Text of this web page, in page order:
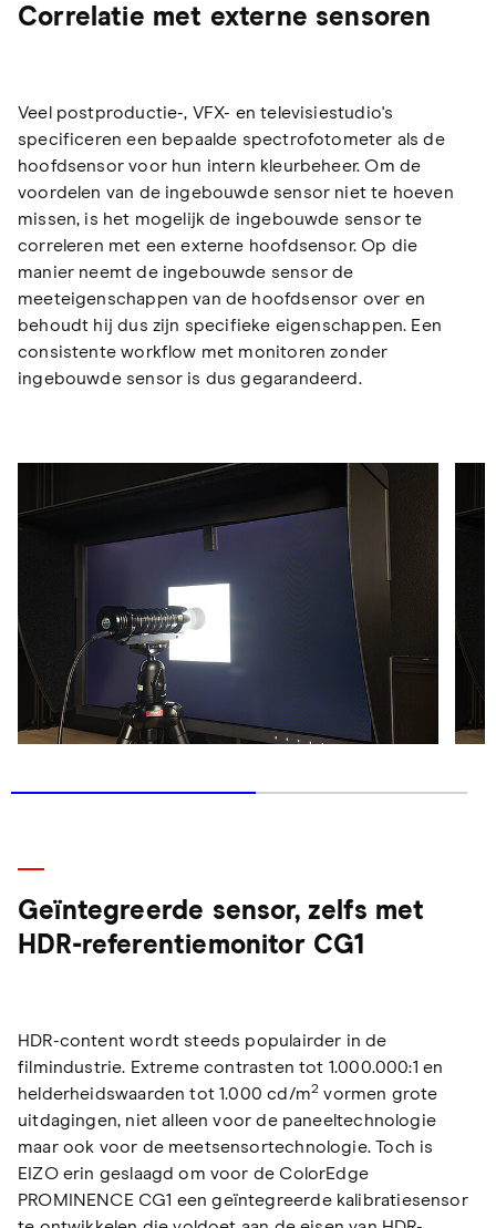
Correlatie met externe sensoren
Veel postproductie-, VFX- en televisiestudio's
specificeren een bepaalde spectrofotometer als de
hoofdsensor voor hun intern kleurbeheer. Om de
voordelen van de ingebouwde sensor niet te hoeven
missen, is het mogelijk de ingebouwde sensor te
correleren met een externe hoofdsensor. Op die
manier neemt de ingebouwde sensor de
meeteigenschappen van de hoofdsensor over en
behoudt hij dus zijn specifieke eigenschappen. Een
consistente workflow met monitoren zonder
ingebouwde sensor is dus gegarandeerd.
Geïntegreerde sensor, zelfs met
HDR-referentiemonitor CG1
HDR-content wordt steeds populairder in de
filmindustrie. Extreme contrasten tot 1.000.000:1 en
helderheidswaarden tot 1.000 cd/m2 vormen grote
uitdagingen, niet alleen voor de paneeltechnologie
maar ook voor de meetsensortechnologie. Toch is
EIZO erin geslaagd om voor de ColorEdge
PROMINENCE CG1 een geïntegreerde kalibratiesensor